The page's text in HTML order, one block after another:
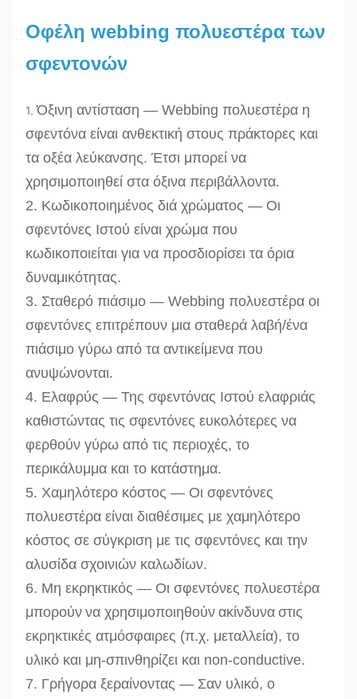
Οφέλη webbing πολυεστέρα των
σφεντονών
1.Όξινη αντίσταση — Webbing πολυεστέρα η
σφεντόνα είναι ανθεκτική στους πράκτορες και
τα οξέα λεύκανσης. Έτσι μπορεί να
χρησιμοποιηθεί στα όξινα περιβάλλοντα.
2. Κωδικοποιημένος διά χρώματος — Οι
σφεντόνες Ιστού είναι χρώμα που
κωδικοποιείται για να προσδιορίσει τα όρια
δυναμικότητας.
3. Σταθερό πιάσιμο — Webbing πολυεστέρα οι
σφεντόνες επιτρέπουν μια σταθερά λαβή/ένα
πιάσιμο γύρω από τα αντικείμενα που
ανυψώνονται.
4. Ελαφρύς — Της σφεντόνας Ιστού ελαφριάς
καθιστώντας τις σφεντόνες ευκολότερες να
φερθούν γύρω από τις περιοχές, το
περικάλυμμα και το κατάστημα.
5. Χαμηλότερο κόστος — Οι σφεντόνες
πολυεστέρα είναι διαθέσιμες με χαμηλότερο
κόστος σε σύγκριση με τις σφεντόνες και την
αλυσίδα σχοινιών καλωδίων.
6. Μη εκρηκτικός — Οι σφεντόνες πολυεστέρα
μπορούν να χρησιμοποιηθούν ακίνδυνα στις
εκρηκτικές ατμόσφαιρες (π.χ. μεταλλεία), το
υλικό και μη-σπινθηρίζει και non-conductive.
7. Γρήγορα ξεραίνοντας — Σαν υλικό, ο